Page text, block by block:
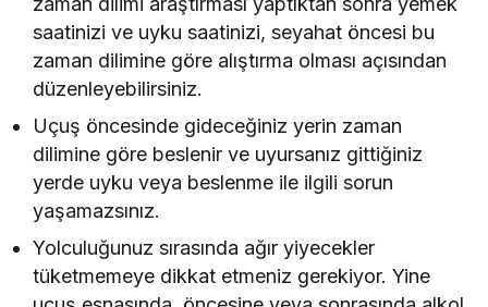
saatinizi ve uyku saatinizi, seyahat öncesi bu
zaman dilimine göre alıştırma olması açısından
düzenleyebilirsiniz.
Uçuş öncesinde gideceğiniz yerin zaman
dilimine göre beslenir ve uyursanız gittiğiniz
yerde uyku veya beslenme ile ilgili sorun
yaşamazsınız.
Yolculuğunuz sırasında ağır yiyecekler
tüketmemeye dikkat etmeniz gerekiyor. Yine